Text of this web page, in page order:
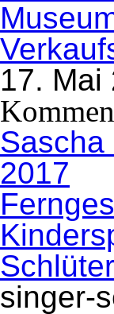
17. Mai
Sascha
2017
singer-